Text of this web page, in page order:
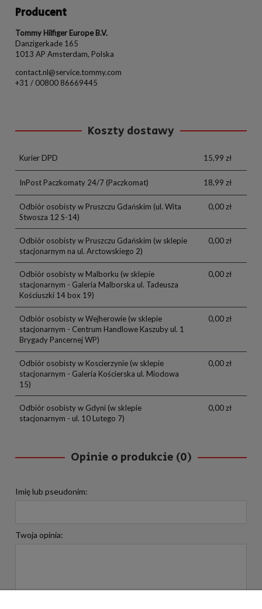
Producent
Tommy Hilfiger Europe B.V.
Danzigerkade 165
1013 AP Amsterdam, Polska
contact.nl@service.tommy.com
+31 / 00800 86669445
Koszty dostawy
Kurier DPD 15,99 zł
InPost Paczkomaty 24/7(Paczkomat) 18,99 zł
Odbiór osobisty w Pruszczu Gdańskim (ul. Wita
Stwosza 12 S-14)
0,00 zł
Odbiór osobisty w Pruszczu Gdańskim (w sklepie
stacjonarnym na ul. Arctowskiego 2)
0,00 zł
Odbiór osobisty w Malborku (w sklepie
stacjonarnym - Galeria Malborska ul. Tadeusza
Kościuszki 14 box 19)
0,00 zł
Odbiór osobisty w Wejherowie(w sklepie
stacjonarnym - Centrum Handlowe Kaszuby ul. 1
Brygady Pancernej WP)
0,00 zł
Odbiór osobisty w Koscierzynie(w sklepie
stacjonarnym - Galeria Kościerska ul. Miodowa
15)
0,00 zł
Odbiór osobisty w Gdyni(w sklepie
stacjonarnym - ul. 10 Lutego 7)
0,00 zł
Opinie o produkcie (0)
Imię lub pseudonim:
Twoja opinia: